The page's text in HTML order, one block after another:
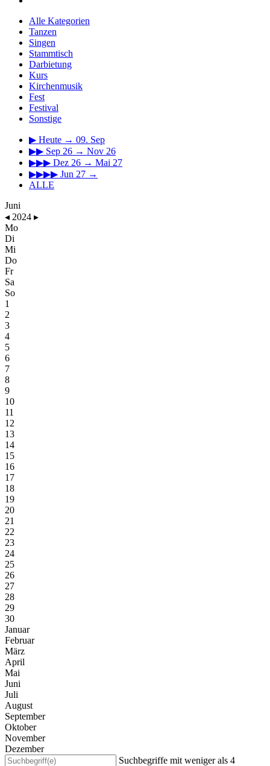
Alle Kategorien
Tanzen
Singen
Stammtisch
Darbietung
Kurs
Kirchenmusik
Fest
Festival
Sonstige
▶ Heute → 09. Sep
▶▶ Sep 26 → Nov 26
▶▶▶ Dez 26 → Mai 27
▶▶▶▶ Jun 27 →
ALLE
Juni
◂ 2024 ▸
Mo
Di
Mi
Do
Fr
Sa
So
1
2
3
4
5
6
7
8
9
10
11
12
13
14
15
16
17
18
19
20
21
22
23
24
25
26
27
28
29
30
Januar
Februar
März
April
Mai
Juni
Juli
August
September
Oktober
November
Dezember
Suchbegriffe mit weniger als 4